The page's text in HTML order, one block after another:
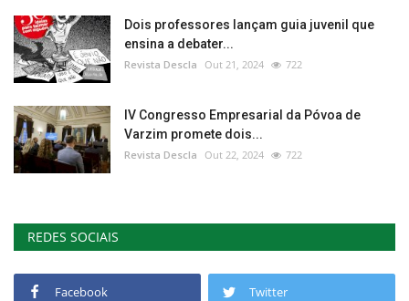
Dois professores lançam guia juvenil que
ensina a debater...
Revista Descla Out 21, 2024 722
IV Congresso Empresarial da Póvoa de
Varzim promete dois...
Revista Descla Out 22, 2024 722
REDES SOCIAIS
Facebook Twitter